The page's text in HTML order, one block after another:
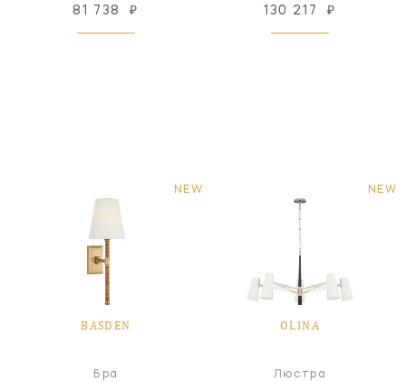
81 738 ₽ 130 217 ₽
NEW
BASDEN
Бра
NEW
OLINA
Люстра